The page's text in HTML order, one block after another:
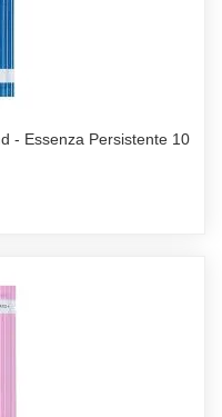
- Essenza Persistente 10